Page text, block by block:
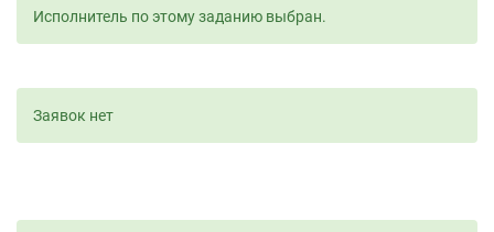
Исполнитель по этому заданию выбран.
Заявок нет